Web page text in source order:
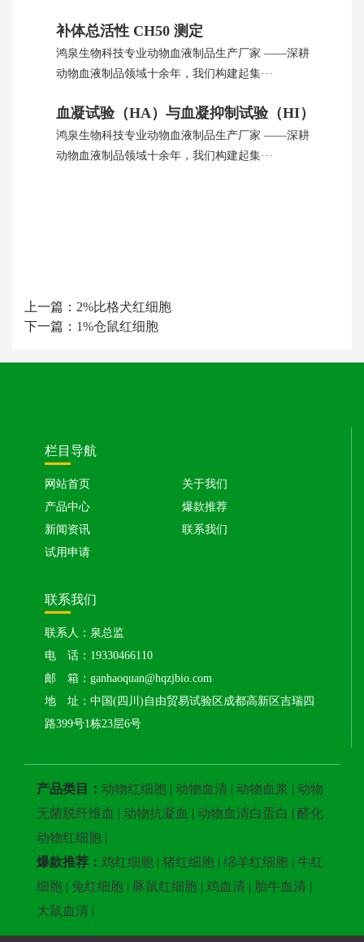
补体总活性 CH50 测定
鸿泉生物科技专业动物血液制品生产厂家 ——深耕
动物血液制品领域十余年，我们构建起集···
血凝试验（HA）与血凝抑制试验（HI）
鸿泉生物科技专业动物血液制品生产厂家 ——深耕
动物血液制品领域十余年，我们构建起集···
上一篇： 2%比格犬红细胞
下一篇： 1%仓鼠红细胞
栏目导航
网站首页
关于我们
产品中心
爆款推荐
新闻资讯
联系我们
试用申请
联系我们
联系人：泉总监
电 话：19330466110
邮 箱：ganhaoquan@hqzjbio.com
地 址：中国(四川)自由贸易试验区成都高新区吉瑞四
路399号1栋23层6号
产品类目： 动物红细胞 | 动物血清 | 动物血浆 | 动物
无菌脱纤维血 | 动物抗凝血 | 动物血清白蛋白 | 醛化
动物红细胞 |
爆款推荐： 鸡红细胞 | 猪红细胞 | 绵羊红细胞 | 牛红
细胞 | 兔红细胞 | 豚鼠红细胞 | 鸡血清 | 胎牛血清 |
大鼠血清 |